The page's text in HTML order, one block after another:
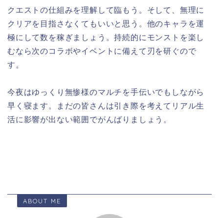
クエストの仕組みを理解して臨もう。そして、無理に
クリアを目指さなくてもいいと思う。他のキャラを運
極にして数を稼ぎましょう。持続的にモンストを楽し
むなら次のコラボやイベントに備えて刃を研ぐので
す。
今夜はゆっくり無惨様のマルチを手伝いでもしながら
早く寝ます。まだの皆さんは引き際を考えてリアル生
活に影響が出ない範囲でがんばりましょう。
ABOUT ME